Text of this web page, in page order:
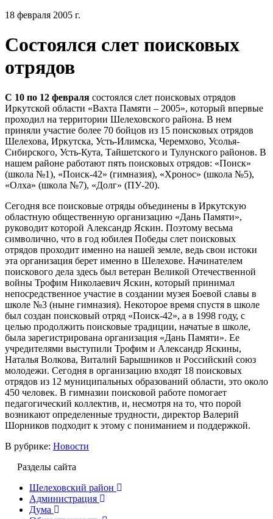
18 февраля 2005 г.
Состоялся слет поисковых
отрядов
С 10 по 12 февраля состоялся слет поисковых отрядов
Иркутской области «Вахта Памяти – 2005», который впервые
проходил на территории Шелеховского района. В нем
приняли участие более 70 бойцов из 15 поисковых отрядов
Шелехова, Иркутска, Усть-Илимска, Черемхово, Усолья-
Сибирского, Усть-Кута, Тайшетского и Тулунского районов. В
нашем районе работают пять поисковых отрядов: «Поиск»
(школа №1), «Поиск-42» (гимназия), «Хронос» (школа №5),
«Олха» (школа №7), «Долг» (ПУ-20).
Сегодня все поисковые отряды объединены в Иркутскую
областную общественную организацию «Дань Памяти»,
руководит которой Александр Яскин. Поэтому весьма
символично, что в год юбилея Победы слет поисковых
отрядов проходит именно на нашей земле, ведь свои истоки
эта организация берет именно в Шелехове. Начинателем
поискового дела здесь был ветеран Великой Отечественной
войны Трофим Николаевич Яскин, который принимал
непосредственное участие в создании музея Боевой славы в
школе №3 (ныне гимназия). Некоторое время спустя в школе
был создан поисковый отряд «Поиск-42», а в 1998 году, с
целью продолжить поисковые традиции, начатые в школе,
была зарегистрирована организация «Дань Памяти». Ее
учредителями выступили Трофим и Александр Яскины,
Наталья Волкова, Виталий Барышников и Российский союз
молодежи. Сегодня в организацию входят 18 поисковых
отрядов из 12 муниципальных образований области, это около
450 человек. В гимназии поисковой работе помогает
педагогический коллектив, и, несмотря на то, что порой
возникают определенные трудности, директор Валерий
Шорников подходит к этому с пониманием и поддержкой.
В рубрике: Новости
Разделы сайта
Шелеховский район
Администрация
Дума